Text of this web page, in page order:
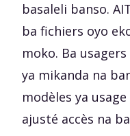
basaleli banso.
ba fichiers oyo
moko. Ba
ya mikanda na
modèles ya
ajusté accès na